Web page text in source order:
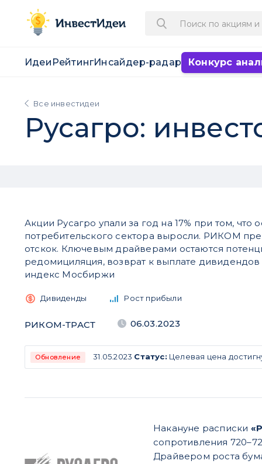
Идеи РейтингИнсайдер-радар Конкурс
Все инвестидеи
Русагро:
Акции Русагро упали за год на 17% при том, что
потребительского сектора выросли. РИКОМ
отскок. Ключевым драйверами остаются
редомициляция, возврат к выплате
индекс Мосбиржи
Дивиденды Рост прибыли
РИКОМ-ТРАСТ 06.03.2023
Обновление 31.05.2023 Статус: Целевая цена
Накануне расписки
сопротивления
Драйвером роста